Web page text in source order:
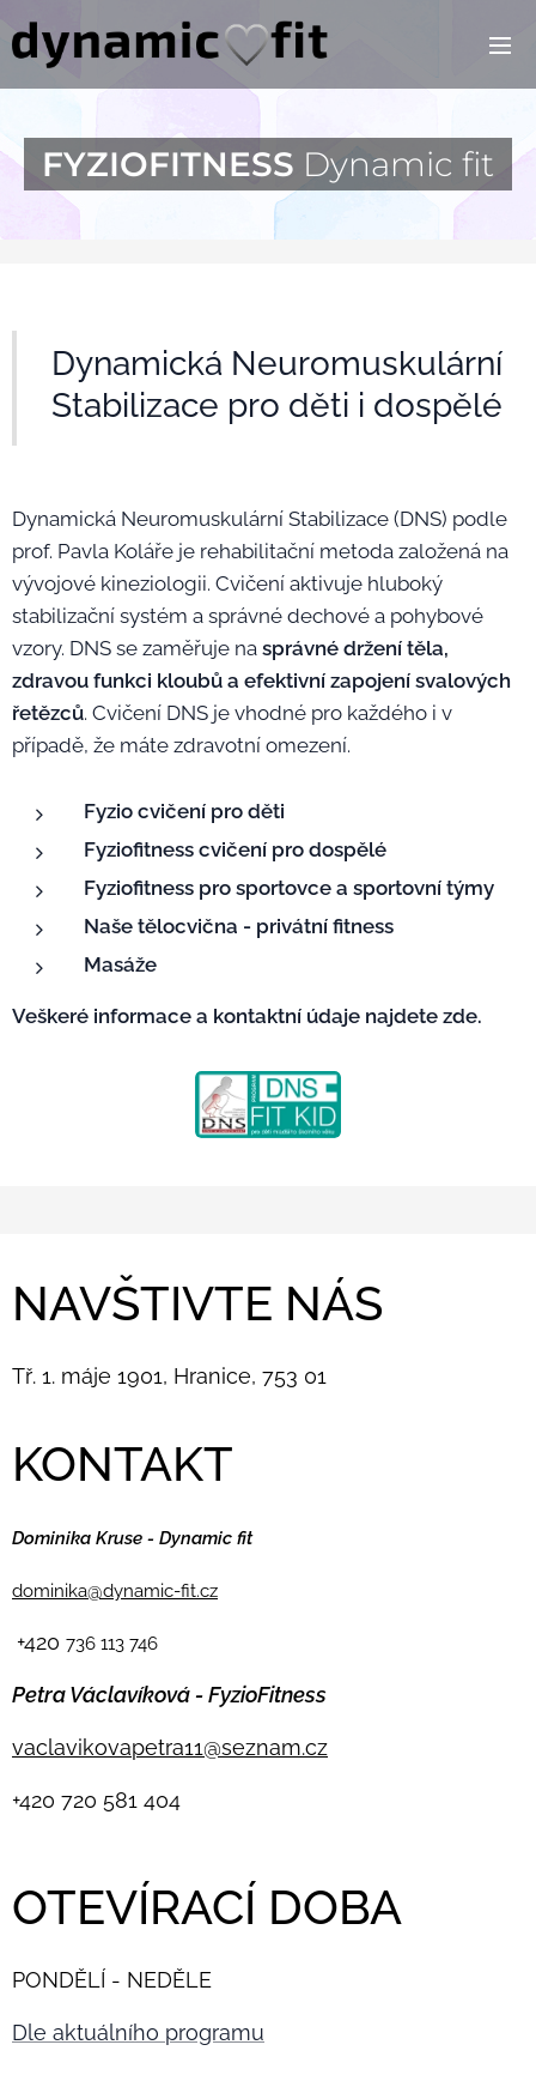
FYZIOFITNESS Dynamic fit
Dynamická Neuromuskulární
Stabilizace pro děti i dospělé
Dynamická Neuromuskulární Stabilizace (DNS) podle
prof. Pavla Koláře je rehabilitační metoda založená na
vývojové kineziologii. Cvičení aktivuje hluboký
stabilizační systém a správné dechové a pohybové
vzory. DNS se zaměřuje na správné držení těla,
zdravou funkci kloubů a efektivní zapojení svalových
řetězců. Cvičení DNS je vhodné pro každého i v
případě, že máte zdravotní omezení.
Fyzio cvičení pro děti
Fyziofitness cvičení pro dospělé
Fyziofitness pro sportovce a sportovní týmy
Naše tělocvična - privátní fitness
Masáže
Veškeré informace a kontaktní údaje najdete zde.
NAVŠTIVTE NÁS
Tř. 1. máje 1901, Hranice, 753 01
KONTAKT
Dominika Kruse - Dynamic fit
dominika@dynamic-fit.cz
+420 736 113 746
Petra Václavíková - FyzioFitness
vaclavikovapetra11@seznam.cz
+420 720 581 404
OTEVÍRACÍ DOBA
PONDĚLÍ - NEDĚLE
Dle aktuálního programu